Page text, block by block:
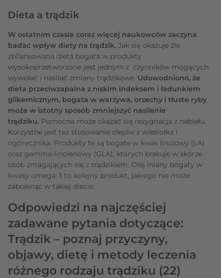
Dieta a trądzik
W ostatnim czasie coraz więcej naukowców zaczyna
badać wpływ diety na trądzik. Jak się okazuje źle
zbilansowana dieta bogata w produkty
wysokoprzetworzone jest jednym z czynników mogących
wywołać i nasilać zmiany trądzikowe. Udowodniono, że
dieta przeciwzapalna z niskim indeksem i ładunkiem
glikemicznym, bogata w warzywa, orzechy i tłuste ryby
może w istotny sposób zmniejszyć nasilenie
trądziku. Pomocna może okazać się rezygnacja z nabiału.
Korzystne jest też stosowanie olejów z wiesiołka i
ogórecznika. Produkty te są bogate w kwas linolowy (LA)
oraz gamma-linolenowy (GLA), których brakuje w skórze
osób zmagających się z trądzikiem. Olej lniany bogaty w
kwasy omega-3 to kolejny produkt, jakiego nie może
zabraknąć w takiej diecie.
Odpowiedzi na najczęściej
zadawane pytania dotyczące:
Trądzik – poznaj przyczyny,
objawy, dietę i metody leczenia
różnego rodzaju trądziku (22)